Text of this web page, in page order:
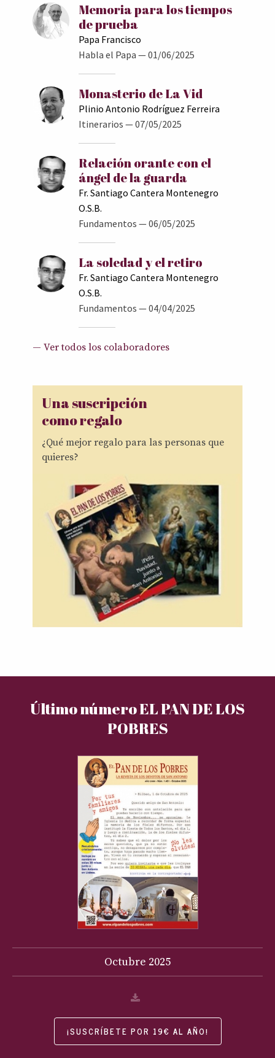
Memoria para los tiempos
de prueba
Papa Francisco
Habla el Papa — 01/06/2025
Monasterio de La Vid
Plinio Antonio Rodríguez Ferreira
Itinerarios — 07/05/2025
Relación orante con el
ángel de la guarda
Fr. Santiago Cantera Montenegro
O.S.B.
Fundamentos — 06/05/2025
La soledad y el retiro
Fr. Santiago Cantera Montenegro
O.S.B.
Fundamentos — 04/04/2025
— Ver todos los colaboradores
Una suscripción
como regalo
¿Qué mejor regalo para las personas que
quieres?
Último número EL PAN DE LOS
POBRES
Octubre 2025
¡SUSCRÍBETE POR 19€ AL AÑO!